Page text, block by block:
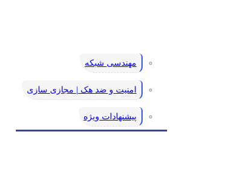
مهندسی شبکه
امنیت و ضد هک | مجازی سازی
پیشنهادات ویژه